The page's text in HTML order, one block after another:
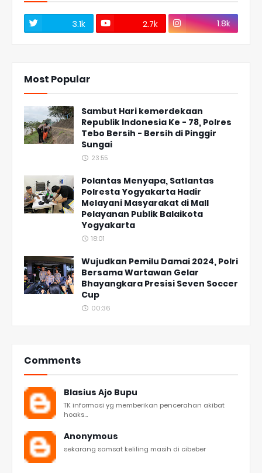
3.1k 2.7k 1.8k
Most Popular
Sambut Hari kemerdekaan
Republik Indonesia Ke - 78, Polres
Tebo Bersih - Bersih di Pinggir
Sungai
23:55
Polantas Menyapa, Satlantas
Polresta Yogyakarta Hadir
Melayani Masyarakat di Mall
Pelayanan Publik Balaikota
Yogyakarta
18:01
Wujudkan Pemilu Damai 2024, Polri
Bersama Wartawan Gelar
Bhayangkara Presisi Seven Soccer
Cup
00:36
Comments
Blasius Ajo Bupu
TK informasi yg memberikan pencerahan akibat
hoaks...
Anonymous
sekarang samsat keliling masih di cibeber